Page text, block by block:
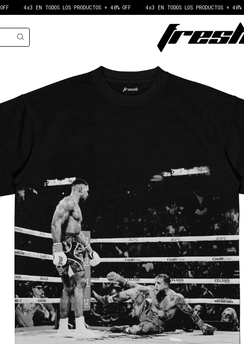
4x3 EN TODOS LOS PRODUCTOS + 40% OFF 4x3 EN TODOS LOS PRODUCTOS + 40% OFF